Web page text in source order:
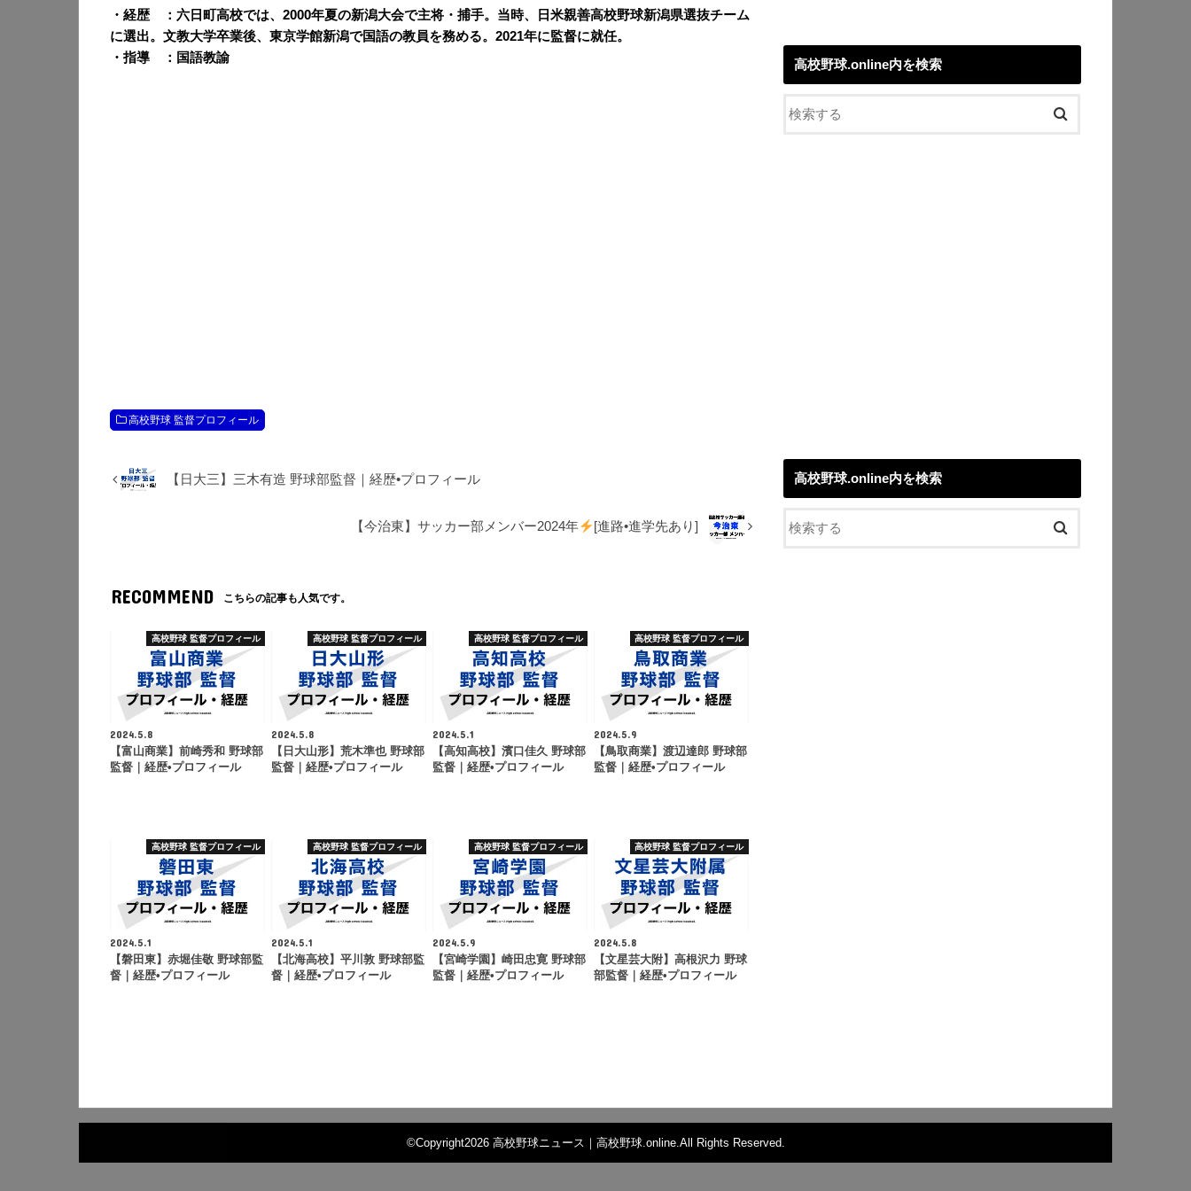
・経歴 ：六日町高校では、2000年夏の新潟大会で主将・捕手。当時、日米親善高校野球新潟県選抜チーム
に選出。文教大学卒業後、東京学館新潟で国語の教員を務める。2021年に監督に就任。
・指導 ：国語教諭
高校野球 監督プロフィール
【日大三】三木有造 野球部監督｜経歴•プロフィール
【今治東】サッカー部メンバー2024年 [進路•進学先あり]
RECOMMEND こちらの記事も人気です。
高校野球 監督プロフィール
2024.5.8
【富山商業】前崎秀和 野球部
監督｜経歴•プロフィール
高校野球 監督プロフィール
2024.5.8
【日大山形】荒木準也 野球部
監督｜経歴•プロフィール
高校野球 監督プロフィール
2024.5.1
【高知高校】濱口佳久 野球部
監督｜経歴•プロフィール
高校野球 監督プロフィール
2024.5.9
【鳥取商業】渡辺達郎 野球部
監督｜経歴•プロフィール
高校野球 監督プロフィール
2024.5.1
【磐田東】赤堀佳敬 野球部監
督｜経歴•プロフィール
高校野球 監督プロフィール
2024.5.1
【北海高校】平川敦 野球部監
督｜経歴•プロフィール
高校野球 監督プロフィール
2024.5.9
【宮崎学園】崎田忠寛 野球部
監督｜経歴•プロフィール
高校野球 監督プロフィール
2024.5.8
【文星芸大附】高根沢力 野球
部監督｜経歴•プロフィール
高校野球.online内を検索
高校野球.online内を検索
©Copyright2026 高校野球ニュース｜高校野球.online.All Rights Reserved.